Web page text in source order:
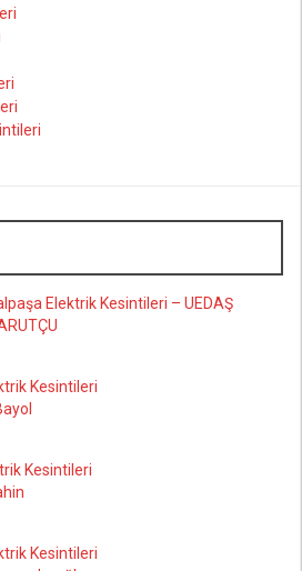
Elektrik Kesintileri – UEDAŞ
Kesintileri
Kesintileri
Kesintileri